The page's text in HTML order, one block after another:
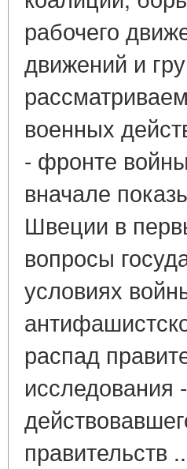
рабочего
движений и
военных
- фронте
вначале
Швеции в
вопросы
условиях
распад
исследования
правительств